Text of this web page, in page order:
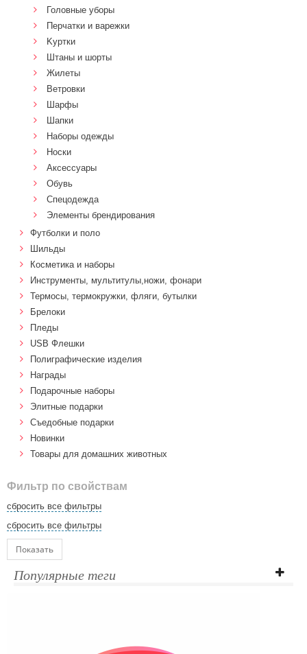
Головные уборы
Перчатки и варежки
Kуртки
Штаны и шорты
Жилеты
Ветровки
Шарфы
Шапки
Наборы одежды
Носки
Аксессуары
Обувь
Спецодежда
Элементы брендирования
Футболки и поло
Шильды
Косметика и наборы
Инструменты, мультитулы,ножи, фонари
Термосы, термокружки, фляги, бутылки
Брелоки
Пледы
USB Флешки
Полиграфические изделия
Награды
Подарочные наборы
Элитные подарки
Cъедобные подарки
Новинки
Товары для домашних животных
Фильтр по свойствам
сбросить все фильтры
сбросить все фильтры
Показать
Популярные теги